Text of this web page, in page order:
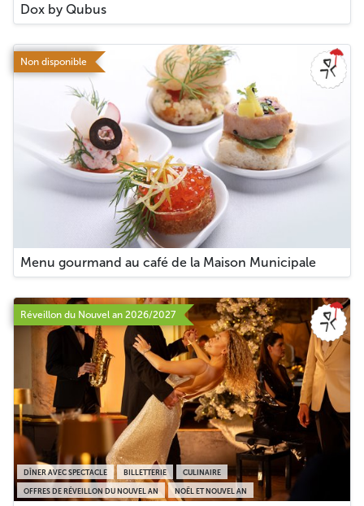
Dox by Qubus
Non disponible
Menu gourmand au café de la Maison Municipale
Réveillon du Nouvel an 2026/2027
OFFRES DE RÉVEILLON DU NOUVEL AN NOËL ET NOUVEL AN
DÎNER AVEC SPECTACLE BILLETTERIE CULINAIRE